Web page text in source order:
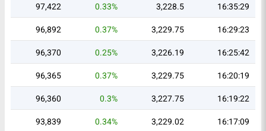
16:35:29
3,228.5
0.33%
97,422
16:29:23
3,229.75
0.37%
96,892
16:25:42
3,226.19
0.25%
96,370
16:20:19
3,229.75
0.37%
96,365
16:19:22
3,227.75
0.3%
96,360
16:17:09
3,229.02
0.34%
93,839